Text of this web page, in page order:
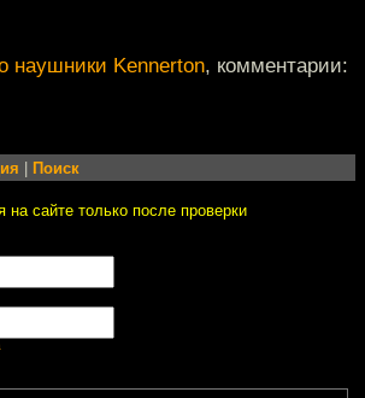
наушники Kennerton, комментарии:
Поиск
на сайте только после проверки